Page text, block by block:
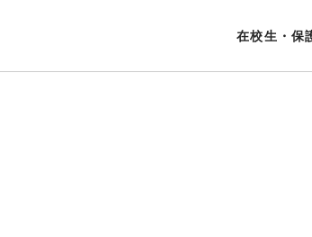
在校生・保